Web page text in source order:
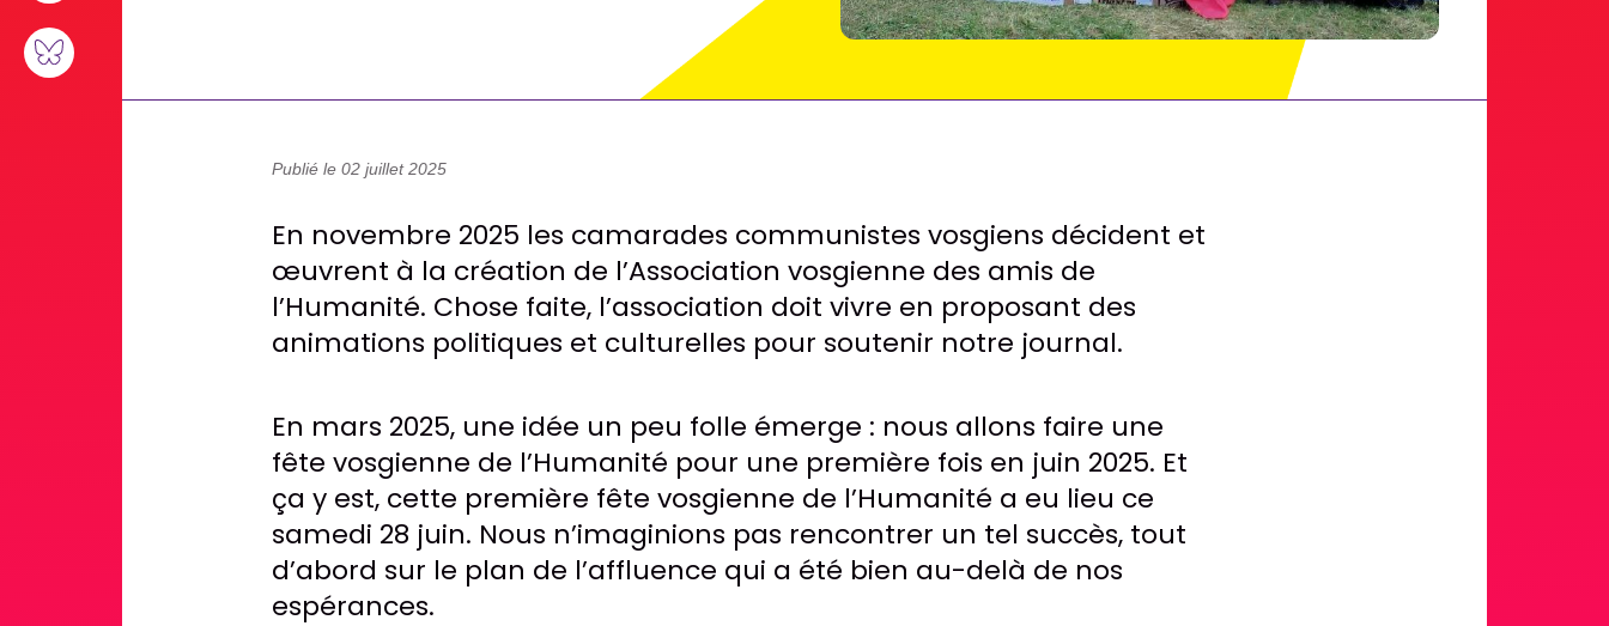
Publié le 02 juillet 2025
En novembre 2025 les camarades communistes vosgiens décident et
œuvrent à la création de l’Association vosgienne des amis de
l’Humanité. Chose faite, l’association doit vivre en proposant des
animations politiques et culturelles pour soutenir notre journal.
En mars 2025, une idée un peu folle émerge : nous allons faire une
fête vosgienne de l’Humanité pour une première fois en juin 2025. Et
ça y est, cette première fête vosgienne de l’Humanité a eu lieu ce
samedi 28 juin. Nous n’imaginions pas rencontrer un tel succès, tout
d’abord sur le plan de l’affluence qui a été bien au-delà de nos
espérances.